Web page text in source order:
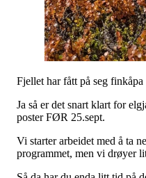
Fjellet har fått på seg finkåpa
Ja så er det snart klart for
poster FØR 25.sept.
Vi starter arbeidet med å ta
programmet, men vi drøyer